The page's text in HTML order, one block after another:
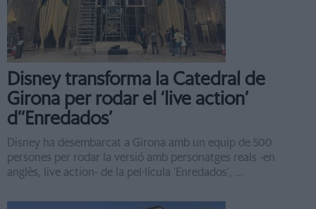
Disney transforma la Catedral de
Girona per rodar el ‘live action’
d’‘Enredados’
Disney ha desembarcat a Girona amb un equip de 500
persones per rodar la versió amb personatges reals -en
anglès, live action- de la pel·lícula ‘Enredados’, ...